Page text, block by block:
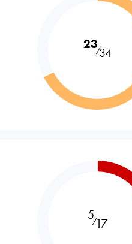
23⁄34
5⁄17